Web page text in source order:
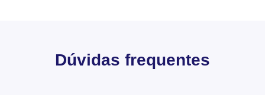
Dúvidas frequentes